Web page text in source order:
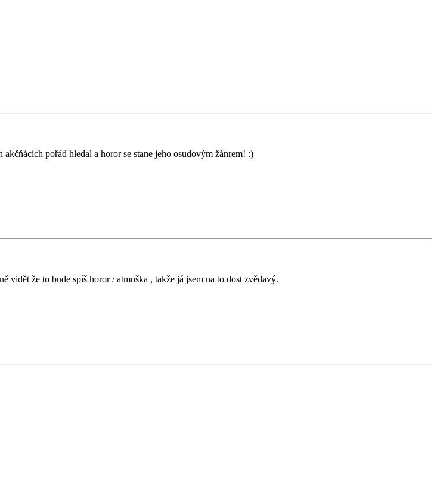
pořád hledal a horor se stane jeho osudovým žánrem! :)
vidět že to bude spíš horor / atmoška , takže já jsem na to dost zvědavý.